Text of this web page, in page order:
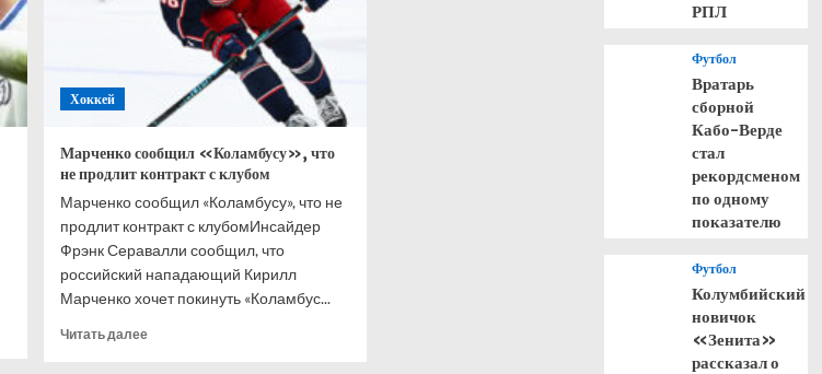
Хоккей
Марченко сообщил «Коламбусу», что
не продлит контракт с клубом
Марченко сообщил «Коламбусу», что не
продлит контракт с клубомИнсайдер
Фрэнк Серавалли сообщил, что
российский нападающий Кирилл
Марченко хочет покинуть «Коламбус...
Читать далееПрочитать
РПЛ
Футбол
Вратарь
сборной
Кабо-Верде
стал
рекордсменом
по одному
показателю
Футбол
Колумбийский
новичок
«Зенита»
рассказал о